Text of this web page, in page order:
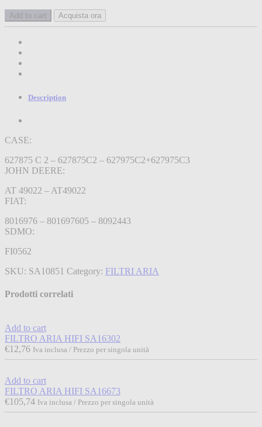
Add to cart Acquista ora
Description
CASE:
627875 C 2 – 627875C2 – 627975C2+627975C3
JOHN DEERE:
AT 49022 – AT49022
FIAT:
8016976 – 801697605 – 8092443
SDMO:
FI0562
SKU: SA10851 Category: FILTRI ARIA
Prodotti correlati
Add to cart
FILTRO ARIA HIFI SA16302
€12,76 Iva inclusa / Prezzo per singola unità
Add to cart
FILTRO ARIA HIFI SA16673
€105,74 Iva inclusa / Prezzo per singola unità